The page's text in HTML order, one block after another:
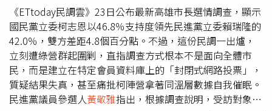
《ETtoday民調雲》23日公布最新高雄市長選情調查，顯示
國民黨立委柯志恩以46.8％支持度領先民進黨立委賴瑞隆的
42.0％，雙方差距4.8個百分點。不過，這份民調一出爐，
立刻遭綠營群起圍剿，直指調查方式根本不是面向全體市
民，而是建立在特定會員資料庫上的「封閉式網路投票」，
質疑結果失真，甚至痛批柯陣營拿著同溫層數據自我催眠。
民進黨議員參選人黃敬雅指出，根據調查說明，受訪對象來